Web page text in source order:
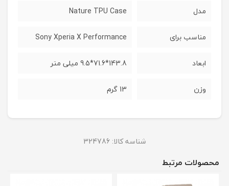
مدل Nature TPU Case
مناسب برای Sony Xperia X Performance
ابعاد 143.8*71.6*9.5 میلی متر
وزن 13 گرم
شناسه کالا: 324786
محصولات مرتبط